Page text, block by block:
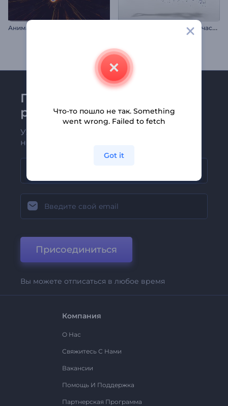
Анимация лого: Инферно А
нимация лого: Простые частицы
Присоединяйтесь к
рассылке Renderforest
Узнавайте о последних новостях и
новых предложениях первыми
Присоединиться
Вы можете отписаться в любое время
Компания
О Нас
Свяжитесь С Нами
Вакансии
Помощь И Поддержка
Партнерская Программа
Что-то пошло не так. Something
went wrong. Failed to fetch
Got it